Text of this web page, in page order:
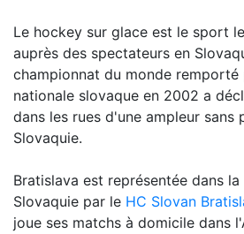
Le hockey sur glace est le sport
auprès des spectateurs en
championnat du monde remporté
nationale slovaque en 2002 a
dans les rues d'une ampleur sans
Slovaquie.
Bratislava est représentée dans
Slovaquie par le HC Slovan
joue ses matchs à domicile dans